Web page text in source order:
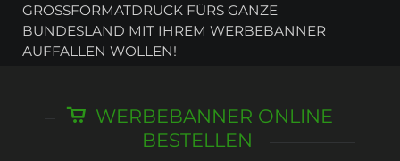
GROSSFORMATDRUCK FÜRS GANZE B
UNDESLAND MIT IHREM WERBEBANNER A
UFFALLEN WOLLEN!
WERBEBANNER ONLINE
BESTELLEN